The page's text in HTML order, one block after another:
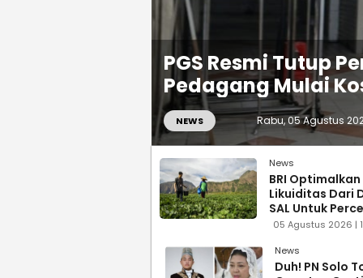
NEWS
PGS Resmi Tutup
Pedagang Mulai
Rabu, 05 Agustus
News
BRI Optimalkan
Likuiditas Dari
SAL Untuk
Pembiayaan
05 Agustus 2026 |
News
Duh! PN Solo